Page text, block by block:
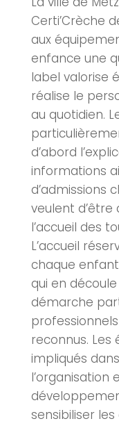
Certi’Crèche
aux
enfance une
label valorise
réalise le
au quotidien.
d’abord
informations
d’admissions
veulent
l’accueil des
L’accueil
chaque
qui en
démarche
reconnus.
impliqués
l’organisation
sensibiliser